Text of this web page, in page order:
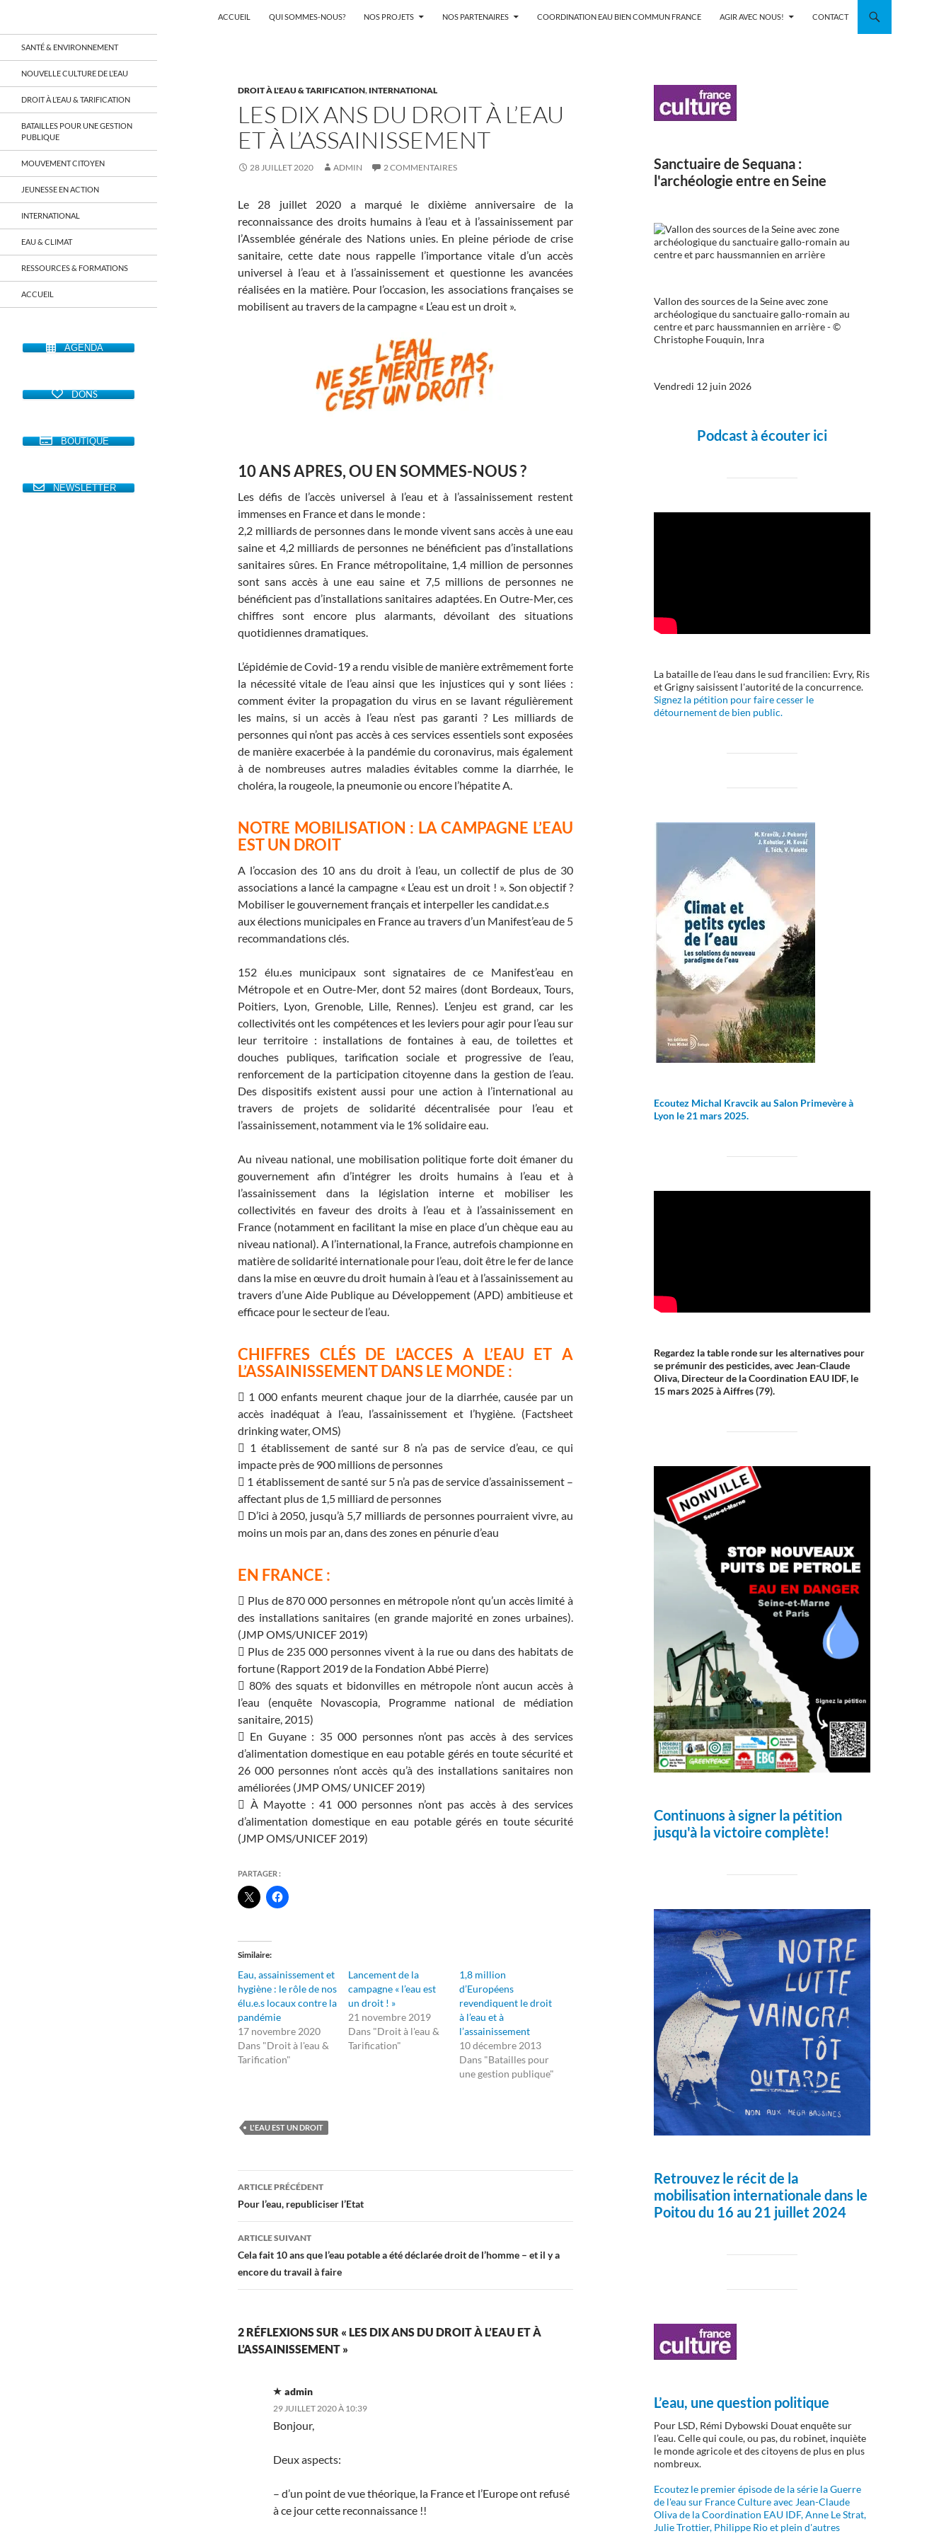
Aller
au
contenu
ACCUEIL QUI SOMMES-NOUS? NOS PROJETS NOS PARTENAIRES COORDINATION EAU BIEN COMMUN FRANCE AGIR AVEC NOUS! CONTACT
DROIT À L'EAU & TARIFICATION, INTERNATIONAL
LES DIX ANS DU DROIT À L’EAU
ET À L’ASSAINISSEMENT
28 JUILLET 2020 ADMIN 2 COMMENTAIRES
Le 28 juillet 2020 a marqué le dixième anniversaire de la
reconnaissance des droits humains à l’eau et à l’assainissement par
l’Assemblée générale des Nations unies. En pleine période de crise
sanitaire, cette date nous rappelle l’importance vitale d’un accès
universel à l’eau et à l’assainissement et questionne les avancées
réalisées en la matière. Pour l’occasion, les associations françaises se
mobilisent au travers de la campagne « L’eau est un droit ».
10 ANS APRES, OU EN SOMMES-NOUS ?
Les défis de l’accès universel à l’eau et à l’assainissement restent
immenses en France et dans le monde :
2,2 milliards de personnes dans le monde vivent sans accès à une eau
saine et 4,2 milliards de personnes ne bénéficient pas d’installations
sanitaires sûres. En France métropolitaine, 1,4 million de personnes
sont sans accès à une eau saine et 7,5 millions de personnes ne
bénéficient pas d’installations sanitaires adaptées. En Outre-Mer, ces
chiffres sont encore plus alarmants, dévoilant des situations
quotidiennes dramatiques.
L’épidémie de Covid-19 a rendu visible de manière extrêmement forte
la nécessité vitale de l’eau ainsi que les injustices qui y sont liées :
comment éviter la propagation du virus en se lavant régulièrement
les mains, si un accès à l’eau n’est pas garanti ? Les milliards de
personnes qui n’ont pas accès à ces services essentiels sont exposées
de manière exacerbée à la pandémie du coronavirus, mais également
à de nombreuses autres maladies évitables comme la diarrhée, le
choléra, la rougeole, la pneumonie ou encore l’hépatite A.
NOTRE MOBILISATION : LA CAMPAGNE L’EAU
EST UN DROIT
A l’occasion des 10 ans du droit à l’eau, un collectif de plus de 30
associations a lancé la campagne « L’eau est un droit ! ». Son objectif ?
Mobiliser le gouvernement français et interpeller les candidat.e.s
aux élections municipales en France au travers d’un Manifest’eau de 5
recommandations clés.
152 élu.es municipaux sont signataires de ce Manifest’eau en
Métropole et en Outre-Mer, dont 52 maires (dont Bordeaux, Tours,
Poitiers, Lyon, Grenoble, Lille, Rennes). L’enjeu est grand, car les
collectivités ont les compétences et les leviers pour agir pour l’eau sur
leur territoire : installations de fontaines à eau, de toilettes et
douches publiques, tarification sociale et progressive de l’eau,
renforcement de la participation citoyenne dans la gestion de l’eau.
Des dispositifs existent aussi pour une action à l’international au
travers de projets de solidarité décentralisée pour l’eau et
l’assainissement, notamment via le 1% solidaire eau.
Au niveau national, une mobilisation politique forte doit émaner du
gouvernement afin d’intégrer les droits humains à l’eau et à
l’assainissement dans la législation interne et mobiliser les
collectivités en faveur des droits à l’eau et à l’assainissement en
France (notamment en facilitant la mise en place d’un chèque eau au
niveau national). A l’international, la France, autrefois championne en
matière de solidarité internationale pour l’eau, doit être le fer de lance
dans la mise en œuvre du droit humain à l’eau et à l’assainissement au
travers d’une Aide Publique au Développement (APD) ambitieuse et
efficace pour le secteur de l’eau.
CHIFFRES CLÉS DE L’ACCES A L’EAU ET A
L’ASSAINISSEMENTDANS LE MONDE :
 1 000 enfants meurent chaque jour de la diarrhée, causée par un
accès inadéquat à l’eau, l’assainissement et l’hygiène. (Factsheet
drinking water, OMS)
 1 établissement de santé sur 8 n’a pas de service d’eau, ce qui
impacte près de 900 millions de personnes
 1 établissement de santé sur 5 n’a pas de service d’assainissement –
affectant plus de 1,5 milliard de personnes
 D’ici à 2050, jusqu’à 5,7 milliards de personnes pourraient vivre, au
moins un mois par an, dans des zones en pénurie d’eau
EN FRANCE :
 Plus de 870 000 personnes en métropole n’ont qu’un accès limité à
des installations sanitaires (en grande majorité en zones urbaines).
(JMP OMS/UNICEF 2019)
 Plus de 235 000 personnes vivent à la rue ou dans des habitats de
fortune (Rapport 2019 de la Fondation Abbé Pierre)
 80% des squats et bidonvilles en métropole n’ont aucun accès à
l’eau (enquête Novascopia, Programme national de médiation
sanitaire, 2015)
 En Guyane : 35 000 personnes n’ont pas accès à des services
d’alimentation domestique en eau potable gérés en toute sécurité et
26 000 personnes n’ont accès qu’à des installations sanitaires non
améliorées (JMP OMS/ UNICEF 2019)
 À Mayotte : 41 000 personnes n’ont pas accès à des services
d’alimentation domestique en eau potable gérés en toute sécurité
(JMP OMS/UNICEF 2019)
PARTAGER :
Similaire
Eau, assainissement et
hygiène : le rôle de nos
élu.e.s locaux contre la
pandémie
17 novembre 2020
Dans "Droit à l'eau &
Tarification"
Lancement de la
campagne « l’eau est
un droit ! »
21 novembre 2019
Dans "Droit à l'eau &
Tarification"
1,8 million
d’Européens
revendiquent le droit
à l’eau et à
l’assainissement
10 décembre 2013
Dans "Batailles pour
une gestion publique"
L'EAU EST UN DROIT
Navigation
des
articles
ARTICLE PRÉCÉDENT
Pour l’eau, republiciser l’Etat
ARTICLE SUIVANT
Cela fait 10 ans que l’eau potable a été déclarée droit de l’homme – et il y a
encore du travail à faire
2 RÉFLEXIONS SUR « LES DIX ANS DU DROIT À L’EAU ET À
L’ASSAINISSEMENT »
admin
29 JUILLET 2020 À 10:39
Bonjour,
Deux aspects:
– d’un point de vue théorique, la France et l’Europe ont refusé
à ce jour cette reconnaissance !!
Sanctuaire de Sequana :
l'archéologie entre en Seine
Vallon des sources de la Seine avec zone
archéologique du sanctuaire gallo-romain au
centre et parc haussmannien en arrière - ©
Christophe Fouquin, Inra
Vendredi 12 juin 2026
Podcast à écouter ici
La bataille de l'eau dans le sud francilien: Evry, Ris
et Grigny saisissent l'autorité de la concurrence.
Signez la pétition pour faire cesser le
détournement de bien public.
Ecoutez Michal Kravcik au Salon Primevère à
Lyon le 21 mars 2025.
Regardez la table ronde sur les alternatives pour
se prémunir des pesticides, avec Jean-Claude
Oliva, Directeur de la Coordination EAU IDF, le
15 mars 2025 à Aiffres (79).
Continuons à signer la pétition
jusqu'à la victoire complète!
Retrouvez le récit de la
mobilisation internationale dans le
Poitou du 16 au 21 juillet 2024
L’eau, une question politique
Pour LSD, Rémi Dybowski Douat enquête sur
l’eau. Celle qui coule, ou pas, du robinet, inquiète
le monde agricole et des citoyens de plus en plus
nombreux.
Ecoutez le premier épisode de la série la Guerre
de l'eau sur France Culture avec Jean-Claude
Oliva de la Coordination EAU IDF, Anne Le Strat,
Julie Trottier, Philippe Rio et plein d'autres
un réseau qui réunit citoyens et
associations autour de la ressource
territoire français, sur tous les
économique, juridique, de la santé,
culturel…
SANTÉ & ENVIRONNEMENT
NOUVELLE CULTURE DE L’EAU
DROIT À L’EAU & TARIFICATION
BATAILLES POUR UNE GESTION
PUBLIQUE
MOUVEMENT CITOYEN
JEUNESSE EN ACTION
INTERNATIONAL
EAU & CLIMAT
RESSOURCES & FORMATIONS
ACCUEIL
AGENDA
DONS
BOUTIQUE
NEWSLETTER